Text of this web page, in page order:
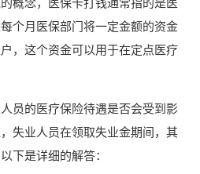
个月医保部门将一定金额的资金
，这个资金可以用于在定点医疗
员的医疗保险待遇是否会受到影
失业人员在领取失业金期间，其
下是详细的解答：